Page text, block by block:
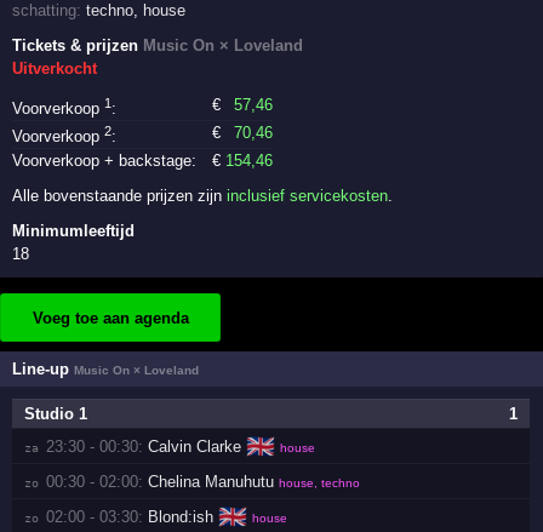
schatting:techno, house
Tickets & prijzen Music On × Loveland
Uitverkocht
Voorverkoop1 : € 57 ,46
Voorverkoop2: € 70 ,46
Voorverkoop + backstage:
€ 154 ,46
Alle bovenstaande prijzen zijninclusief servicekosten
Minimumleeftijd
18
Voeg toe aan agenda
Line-upMusic On × Loveland
1
Studio 1
za 23:30 - 00:30: Calvin Clarke 🇬🇧 house
zo 00:30 - 02:00: Chelina Manuhutu house, techno
zo 02:00 - 03:30: Blond:ish 🇬🇧 house